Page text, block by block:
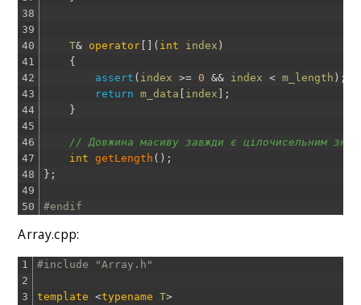
38
39
40
41
42
43
44
45
46
47
48
49
50
T& operator ( int index )
{
assert ( index >= 0 && index < m_length ) ;
return
m_data index
;
}
// Довжина масиву завжди є цілочисельним
int
getLength ( ) ;
} ;
#endif
Array.cpp:
1
2
3
#include "Array.h"
template <typename T>